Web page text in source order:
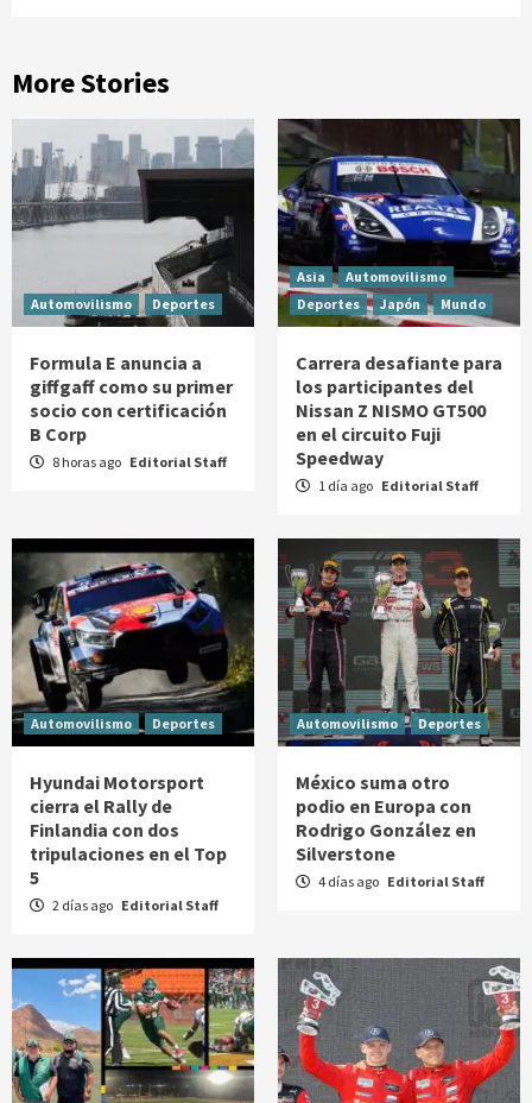
More Stories
Automovilismo Deportes
Formula E anuncia a
giffgaff como su primer
socio con certificación
B Corp
8 horas ago Editorial Staff
Asia
Automovilismo
Deportes
Japón Mundo
Carrera desafiante para
los participantes del
Nissan Z NISMO GT500
en el circuito Fuji
Speedway
1 día ago Editorial Staff
Automovilismo Deportes
Hyundai Motorsport
cierra el Rally de
Finlandia con dos
tripulaciones en el Top
5
2 días ago Editorial Staff
Automovilismo Deportes
México suma otro
podio en Europa con
Rodrigo González en
Silverstone
4 días ago Editorial Staff